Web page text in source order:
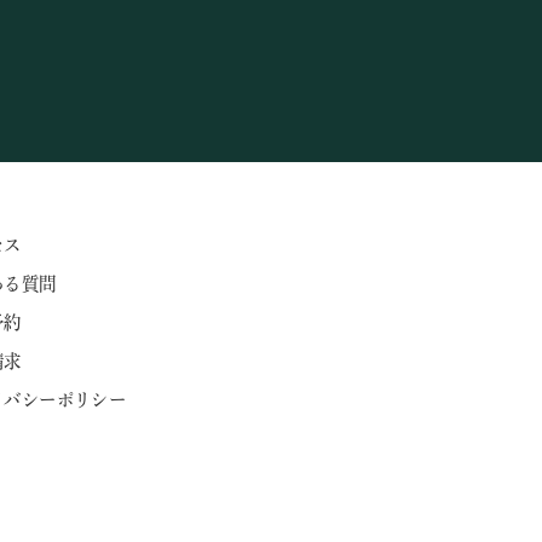
質問
約
求
シーポリシー